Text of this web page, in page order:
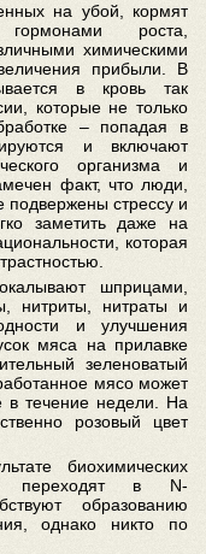
на убой, кормят
гормонами роста,
химическими
прибыли. В
в кровь так
которые не только
– попадая в
и включают
организма и
факт, что люди,
стрессу и
заметить даже на
которая
шприцами,
нитриты, нитраты и
и улучшения
мяса на прилавке
зеленоватый
мясо может
в течение недели. На
розовый цвет
биохимических
переходят в N-
образованию
однако никто по